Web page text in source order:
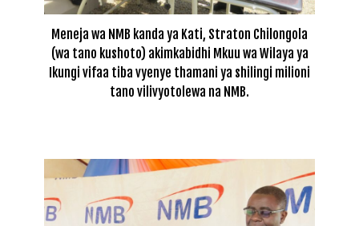
Meneja wa NMB kanda ya Kati, Straton Chilongola
(wa tano kushoto) akimkabidhi Mkuu wa Wilaya ya
Ikungi vifaa tiba vyenye thamani ya shilingi milioni
tano vilivyotolewa na NMB.